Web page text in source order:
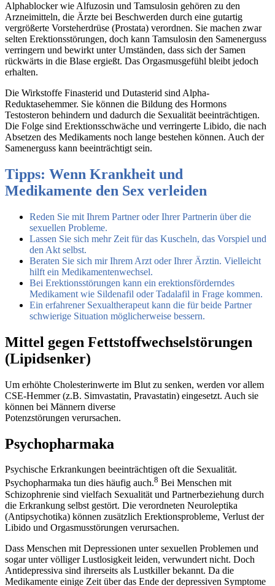
Alphablocker wie Alfuzosin und Tamsulosin gehören zu den
Arzneimitteln, die Ärzte bei Beschwerden durch eine gutartig
vergrößerte Vorsteherdrüse (Prostata) verordnen. Sie machen zwar
selten Erektionsstörungen, doch kann Tamsulosin den Samenerguss
verringern und bewirkt unter Umständen, dass sich der Samen
rückwärts in die Blase ergießt. Das Orgasmusgefühl bleibt jedoch
erhalten.
Die Wirkstoffe Finasterid und Dutasterid sind Alpha-
Reduktasehemmer. Sie können die Bildung des Hormons
Testosteron behindern und dadurch die Sexualität beeinträchtigen.
Die Folge sind Erektionsschwäche und verringerte Libido, die nach
Absetzen des Medikaments noch lange bestehen können. Auch der
Samenerguss kann beeinträchtigt sein.
Tipps: Wenn Krankheit und
Medikamente den Sex verleiden
Reden Sie mit Ihrem Partner oder Ihrer Partnerin über die
sexuellen Probleme.
Lassen Sie sich mehr Zeit für das Kuscheln, das Vorspiel und
den Akt selbst.
Beraten Sie sich mir Ihrem Arzt oder Ihrer Ärztin. Vielleicht
hilft ein Medikamentenwechsel.
Bei Erektionsstörungen kann ein erektionsförderndes
Medikament wie Sildenafil oder Tadalafil in Frage kommen.
Ein erfahrener Sexualtherapeut kann die für beide Partner
schwierige Situation möglicherweise bessern.
Mittel gegen Fettstoffwech­sel­störungen
(Lipidsenker)
Um erhöhte Cholesterinwerte im Blut zu senken, werden vor allem
CSE-Hemmer (z.B. Simvastatin, Pravastatin) eingesetzt. Auch sie
können bei Männern diverse
Potenzstörungen verursachen.
Psychopharmaka
Psychische Erkrankungen beeinträchtigen oft die Sexualität.
Psychopharmaka tun dies häufig auch.8 Bei Menschen mit
Schizophrenie sind vielfach Sexualität und Partnerbeziehung durch
die Erkrankung selbst gestört. Die verordneten Neuroleptika
(Antipsychotika) können zusätzlich Erektionsprobleme, Verlust der
Libido und Orgasmusstörungen verursachen.
Dass Menschen mit Depressionen unter sexuellen Problemen und
sogar unter völliger Lustlosigkeit leiden, verwundert nicht. Doch
Antidepressiva sind ihrerseits als Lustkiller bekannt. Da die
Medikamente einige Zeit über das Ende der depressiven Symptome